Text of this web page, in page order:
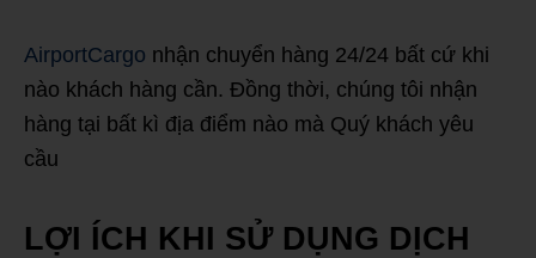
AirportCargo nhận chuyển hàng 24/24 bất cứ khi
nào khách hàng cần. Đồng thời, chúng tôi nhận
hàng tại bất kì địa điểm nào mà Quý khách yêu
cầu
LỢI ÍCH KHI SỬ DỤNG DỊCH